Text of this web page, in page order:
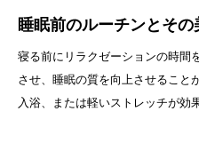
睡眠前のルーチンとそ
寝る前にリラクゼーションの時間
させ、睡眠の質を向上させること
入浴、または軽いストレッチが効